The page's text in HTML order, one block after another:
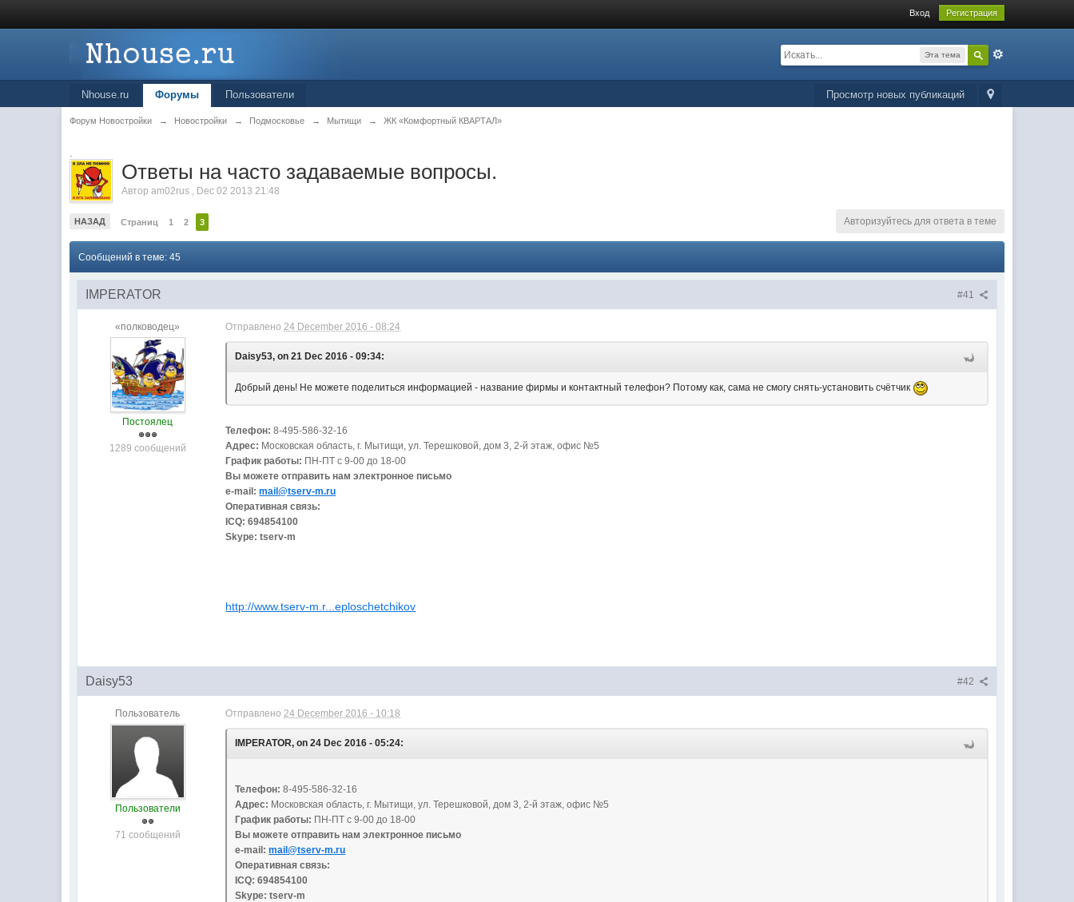
Вход Регистрация
Эта тема
Просмотр новых публикаций
Nhouse.ru Форумы Пользователи
Форум Новостройки → Новостройки → Подмосковье → Мытищи → ЖК «Комфортный КВАРТАЛ»
.
Ответы на часто задаваемые вопросы.
Авторam02rus , Dec 02 2013 21:48
НАЗАД Страниц 1 2 3 Авторизуйтесь для ответа в теме
Сообщений в теме: 45
#41
IMPERATOR
«полководец»
Постоялец
1289 сообщений
Отправлено24 December 2016 - 08:24
Daisy53, on 21 Dec 2016 - 09:34:
Добрый день! Не можете поделиться информацией - название фирмы и контактный телефон? Потому как, сама не смогу снять-установить счётчик
Телефон:8-495-586-32-16
Адрес: Московская область, г. Мытищи, ул. Терешковой, дом 3, 2-й этаж, офис №5
График работы: ПН-ПТ с 9-00 до 18-00
Вы можете отправить нам электронное письмо
e-mail:mail@tserv-m.ru
Оперативная связь:
ICQ: 694854100
Skype: tserv-m
http://www.tserv-m.r...eploschetchikov
#42
Daisy53
Пользователь
Пользователи
71 сообщений
Отправлено24 December 2016 - 10:18
IMPERATOR, on 24 Dec 2016 - 05:24:
Телефон:8-495-586-32-16
Адрес: Московская область, г. Мытищи, ул. Терешковой, дом 3, 2-й этаж, офис №5
График работы: ПН-ПТ с 9-00 до 18-00
Вы можете отправить нам электронное письмо
e-mail:mail@tserv-m.ru
Оперативная связь:
ICQ: 694854100
Skype: tserv-m